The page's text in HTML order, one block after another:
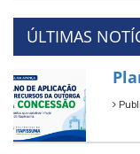
ÚLTIMAS